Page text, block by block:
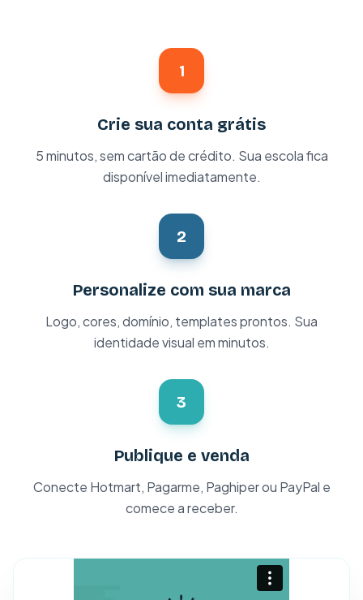
1
Crie sua conta grátis
5 minutos, sem cartão de crédito. Sua escola fica
disponível imediatamente.
2
Personalize com sua marca
Logo, cores, domínio, templates prontos. Sua
identidade visual em minutos.
3
Publique e venda
Conecte Hotmart, Pagarme, Paghiper ou PayPal e
comece a receber.